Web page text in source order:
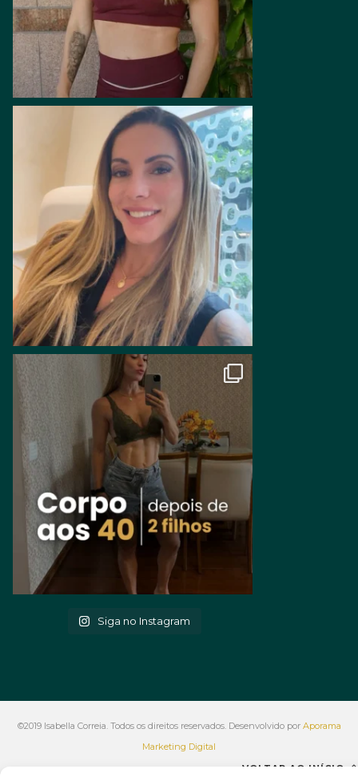
Siga no Instagram
©2019 Isabella Correia. Todos os direitos reservados. Desenvolvido por Aporama
Marketing Digital
VOLTAR AO INÍCIO